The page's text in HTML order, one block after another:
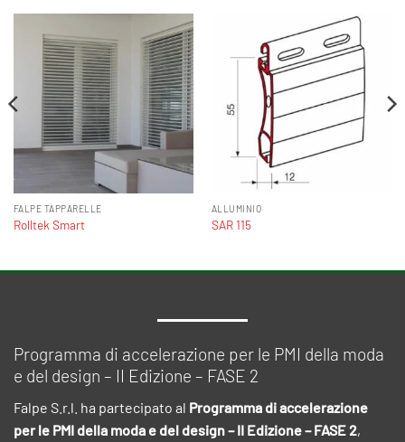
FALPE TAPPARELLE
Rolltek Smart
ALLUMINIO
SAR 115
Programma di accelerazione per le PMI della moda
e del design – II Edizione – FASE 2
Falpe S.r.l. ha partecipato al Programma di accelerazione
per le PMI della moda e del design – II Edizione – FASE 2,